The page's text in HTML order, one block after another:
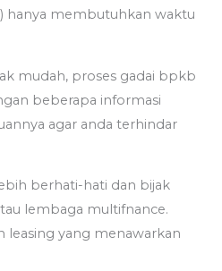
hanya membutuhkan waktu
mudah, proses gadai bpkb
beberapa informasi
agar anda terhindar
berhati-hati dan bijak
lembaga multifnance.
leasing yang menawarkan